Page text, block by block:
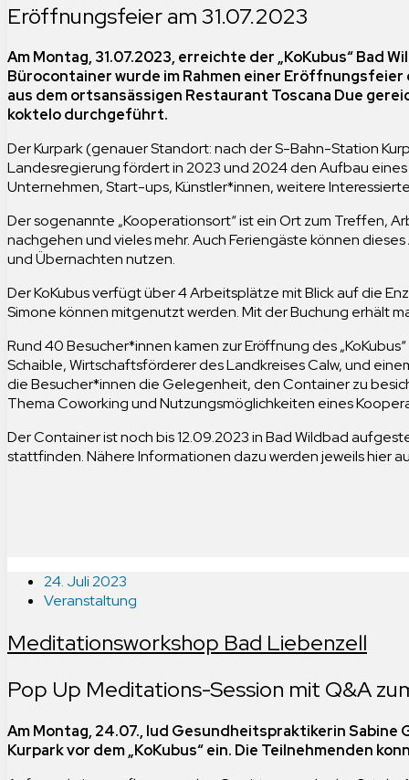
Eröffnungsfeier am 31.07.2023
Am Montag, 31.07.2023, erreichte der „KoKubus“ Bad
Bürocontainer wurde im Rahmen einer
aus dem ortsansässigen Restaurant Toscana Due
koktelo durchgeführt.
Der Kurpark (genauer Standort: nach der S-Bahn-Station
Landesregierung fördert in 2023 und 2024 den Aufbau
Unternehmen, Start-ups, Künstler*innen, weitere
Der sogenannte „Kooperationsort“ ist ein Ort zum Treffen,
nachgehen und vieles mehr. Auch Feriengäste können
und Übernachten nutzen.
Der KoKubus verfügt über 4 Arbeitsplätze mit Blick auf die
Simone können mitgenutzt werden. Mit der Buchung erhält
Rund 40 Besucher*innen kamen zur Eröffnung des
Schaible, Wirtschaftsförderer des Landkreises Calw, und
die Besucher*innen die Gelegenheit, den Container zu
Thema Coworking und Nutzungsmöglichkeiten eines
Der Container ist noch bis 12.09.2023 in Bad Wildbad
stattfinden. Nähere Informationen dazu werden jeweils hier
24. Juli 2023
Veranstaltung
Meditationsworkshop Bad Liebenzell
Pop Up Meditations-Session mit Q&A
Am Montag, 24.07., lud Gesundheitspraktikerin Sabine
Kurpark vor dem „KoKubus“ ein. Die Teilnehmenden